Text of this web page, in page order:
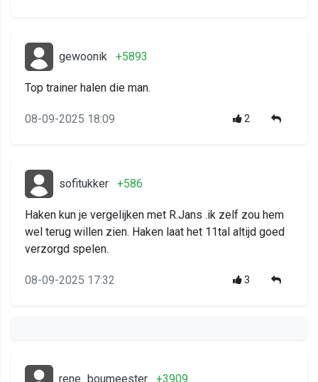
gewoonik +5893
Top trainer halen die man.
08-09-2025 18:09 2
sofitukker +586
Haken kun je vergelijken met R.Jans .ik zelf zou hem
wel terug willen zien. Haken laat het 11tal altijd goed
verzorgd spelen.
08-09-2025 17:32 3
rene_boumeester +3909